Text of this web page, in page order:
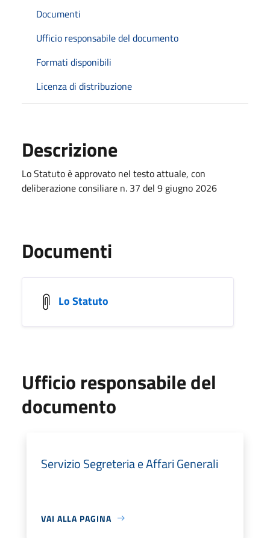
Documenti
Ufficio responsabile del documento
Formati disponibili
Licenza di distribuzione
Descrizione
Lo Statuto è approvato nel testo attuale, con
deliberazione consiliare n. 37 del 9 giugno 2026
Documenti
Lo Statuto
Ufficio responsabile del
documento
Servizio Segreteria e Affari Generali
VAI ALLA PAGINA